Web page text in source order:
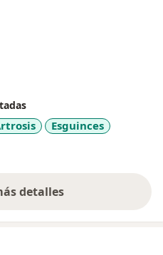
articulaciones u otra
para acompañarte en
actividades diarias con
Esguinces
detalles
sobre la experiencia